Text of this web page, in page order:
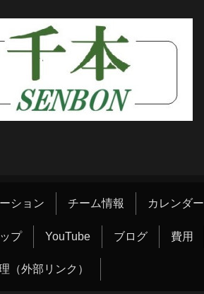
ション チーム情報 カレンダー
プ YouTube ブログ 費用
（外部リンク）